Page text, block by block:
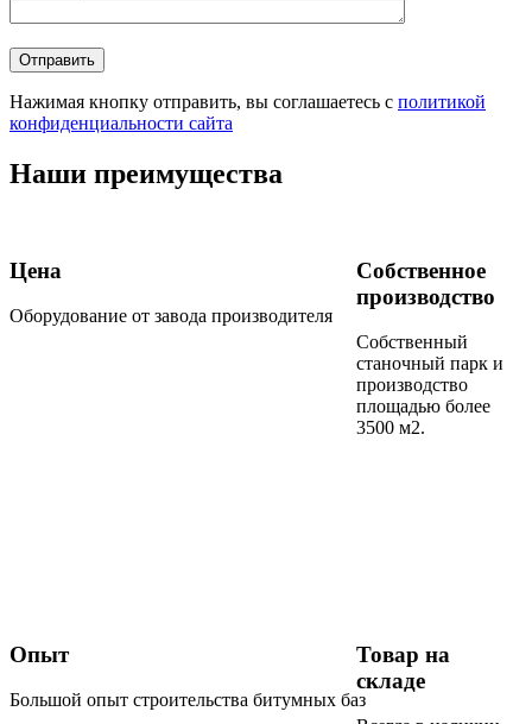
Нажимая кнопку отправить, вы соглашаетесь с политикой
конфиденциальности сайта
Наши преимущества
Цена
Оборудование от завода производителя
Собственное
производство
Собственный
станочный парк и
производство
площадью более
3500 м2.
Опыт
Большой опыт строительства битумных баз
Товар на
складе